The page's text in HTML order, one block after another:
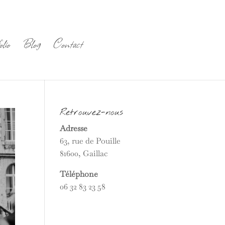
Blog Contact
Retrouvez-nous
Adresse
63, rue de Pouille
81600, Gaillac
Téléphone
06 32 83 23 58